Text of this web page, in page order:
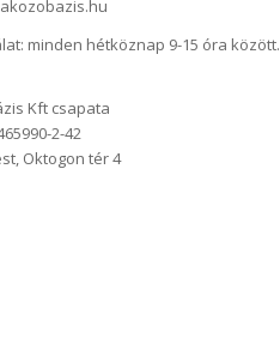
minden hétköznap 9-15 óra között.
Kft csapata
2-42
Oktogon tér 4